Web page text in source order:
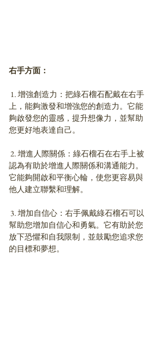
右手方面：
上，能夠激發和增強您的創造力。它能
夠啟發您的靈感，提升想像力，並幫助
您更好地表達自己。
認為有助於增進人際關係和溝通能力。
它能夠開啟和平衡心輪，使您更容易與
他人建立聯繫和理解。
幫助您增加自信心和勇氣。它有助於您
放下恐懼和自我限制，並鼓勵您追求您
的目標和夢想。